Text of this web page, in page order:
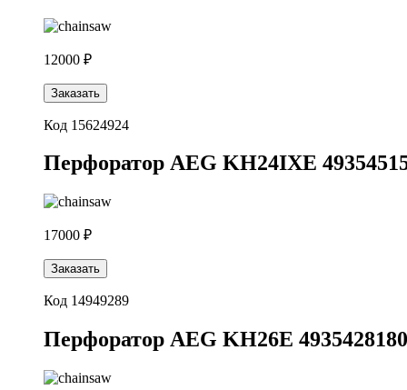
12000 ₽
Заказать
Код 15624924
Перфоратор AEG KH24IXE
17000 ₽
Заказать
Код 14949289
Перфоратор AEG KH26E 4935428180